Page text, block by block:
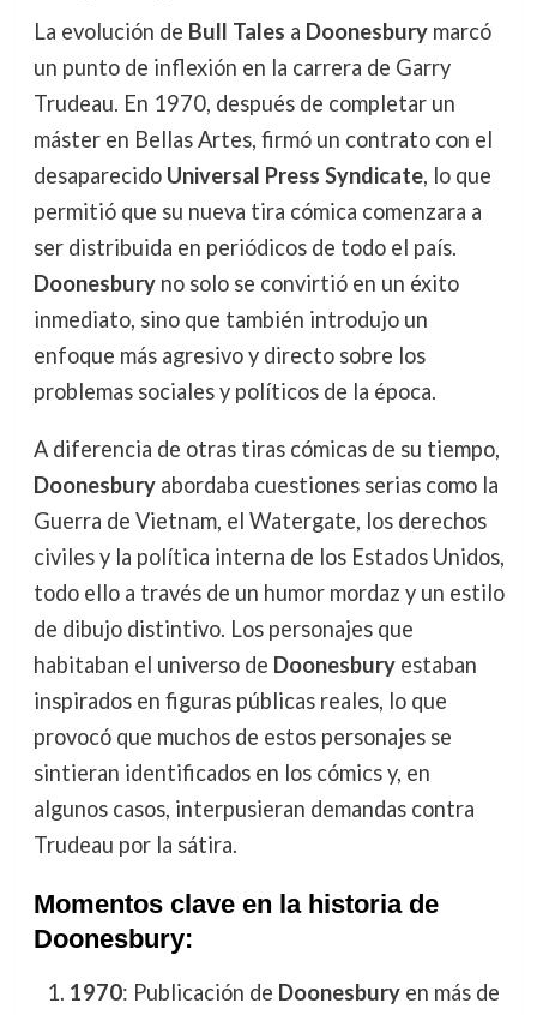
La evolución de Bull Tales a Doonesburymarcó
un punto de inflexión en la carrera de Garry
Trudeau. En 1970, después de completar un
máster en Bellas Artes, firmó un contrato con el
desaparecido Universal Press Syndicate, lo que
permitió que su nueva tira cómica comenzara a
ser distribuida en periódicos de todo el país.
Doonesburyno solo se convirtió en un éxito
inmediato, sino que también introdujo un
enfoque más agresivo y directo sobre los
problemas sociales y políticos de la época.
A diferencia de otras tiras cómicas de su tiempo,
Doonesburyabordaba cuestiones serias como la
Guerra de Vietnam, el Watergate, los derechos
civiles y la política interna de los Estados Unidos,
todo ello a través de un humor mordaz y un estilo
de dibujo distintivo. Los personajes que
habitaban el universo de Doonesburyestaban
inspirados en figuras públicas reales, lo que
provocó que muchos de estos personajes se
sintieran identificados en los cómics y, en
algunos casos, interpusieran demandas contra
Trudeau por la sátira.
Momentos clave en la historia de
Doonesbury:
1970: Publicación de Doonesburyen más de